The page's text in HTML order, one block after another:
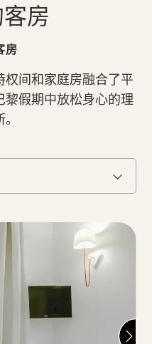
房
房
权间和家庭房融合了平
假期中放松身心的理